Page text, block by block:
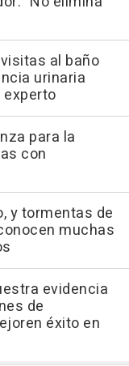
al baño
urinaria
experto
para la
con
y tormentas de
muchas
evidencia
de
éxito en